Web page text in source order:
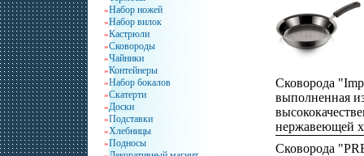
»Набор ножей
»Набор вилок
»Кастрюли
»Сковороды
»Чайники
»Контейнеры
»Набор бокалов
»Скатерти
»Доски
»Подставки
»Хлебницы
»Подносы
обеспечивает
увеличивает
нагрета до
температуры,
высокое
пищи
Сковорода
выполненная
нержавеющей
стали, станет
Сковорода